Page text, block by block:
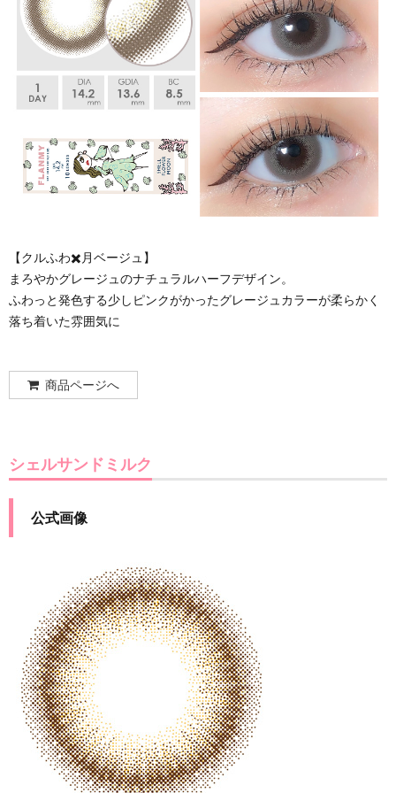
【クルふわ✖️月ベージュ】
まろやかグレージュのナチュラルハーフデザイン。
ふわっと発色する少しピンクがかったグレージュカラーが柔らかく
落ち着いた雰囲気に
商品ページへ
シェルサンドミルク
公式画像